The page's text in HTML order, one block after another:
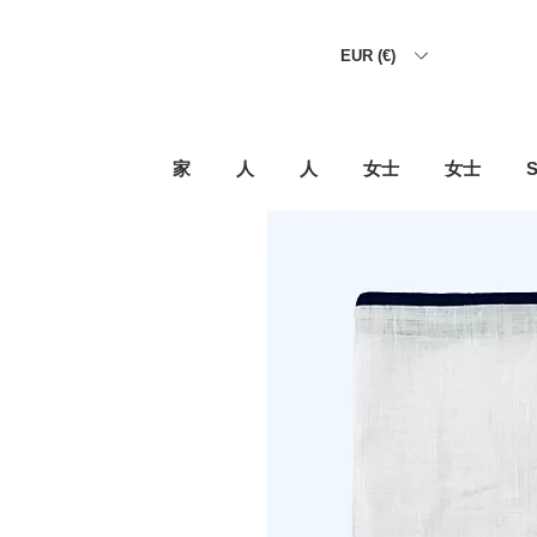
EUR (€)
家 人 人 女士 女士